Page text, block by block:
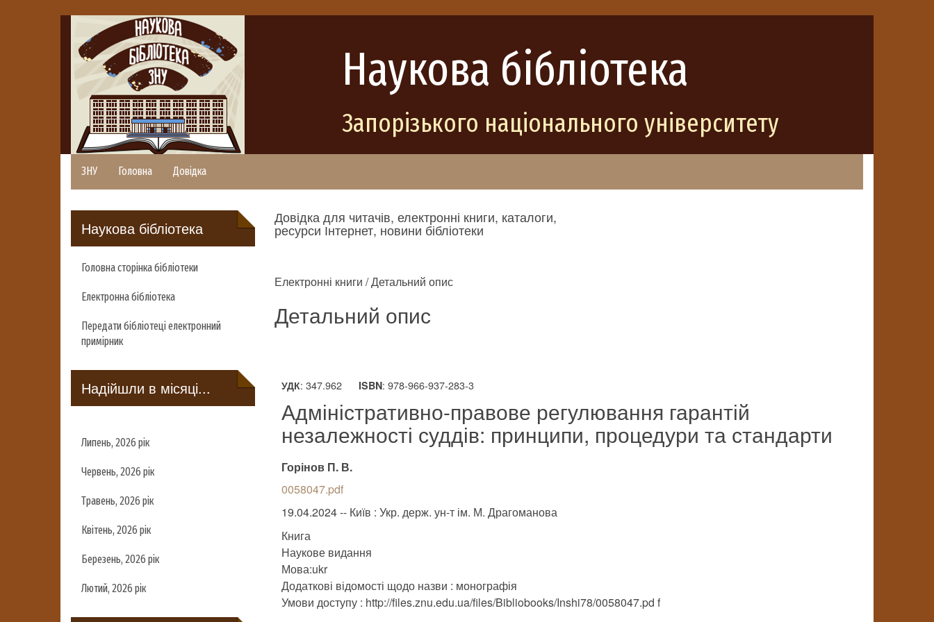
Наукова бібліотека
Запорізького національного університету
ЗНУ Головна Довідка
Наукова бібліотека
Головна сторінка бібліотеки
Електронна бібліотека
Передати бібліотеці електронний
примірник
Надійшли в місяці...
Липень, 2026 рік
Червень, 2026 рік
Травень, 2026 рік
Квітень, 2026 рік
Березень, 2026 рік
Лютий, 2026 рік
Довідка для читачів, електронні книги, каталоги,
ресурси Інтернет, новини бібліотеки
Електронні книги / Детальний опис
Детальний опис
УДК: 347.962 ISBN: 978-966-937-283-3
Адміністративно-правове регулювання гарантій
незалежності суддів: принципи, процедури та стандарти
Горінов П. В.
0058047.pdf
19.04.2024 -- Київ : Укр. держ. ун-т ім. М. Драгоманова
Книга
Наукове видання
Мова:ukr
Додаткові відомості щодо назви : монографія
Умови доступу : http://files.znu.edu.ua/files/Bibliobooks/Inshi78/0058047.pd f